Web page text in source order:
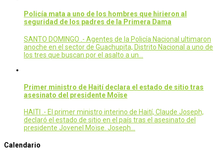
Policía mata a uno de los hombres que hirieron al
seguridad de los padres de la Primera Dama
SANTO DOMINGO .- Agentes de la Policía Nacional ultimaron
anoche en el sector de Guachupita, Distrito Nacional a uno de
los tres que buscan por el asalto a un…
Primer ministro de Haití declara el estado de sitio tras
asesinato del presidente Moïse
HAITI .- El primer ministro interino de Haití, Claude Joseph,
declaró el estado de sitio en el país tras el asesinato del
presidente Jovenel Moïse. Joseph…
Calendario